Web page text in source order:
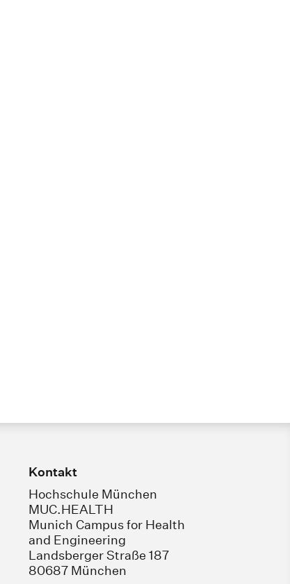
Kontakt
Hochschule München
MUC.HEALTH
Munich Campus for Health
and Engineering
Landsberger Straße 187
80687 München